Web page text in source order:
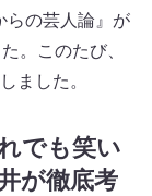
らの芸人論』が
。このたび、
ました。
でも笑い
が徹底考